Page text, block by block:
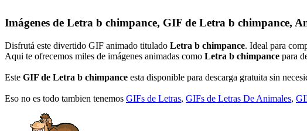
Imágenes de Letra b chimpance, GIF de Letra b chimpance,
Disfrutá este divertido GIF animado titulado Letra b chimpance. Ideal para
Aqui te ofrecemos miles de imágenes animadas como Letra b chimpance para
Este GIF de Letra b chimpance esta disponible para descarga gratuita sin
Eso no es todo tambien tenemos GIFs de Letras, GIFs de Letras De Animales,